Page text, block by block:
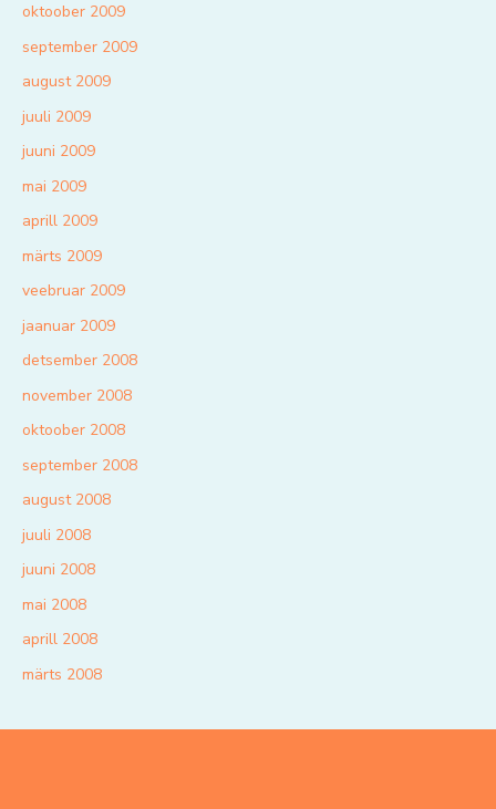
oktoober 2009
september 2009
august 2009
juuli 2009
juuni 2009
mai 2009
aprill 2009
märts 2009
veebruar 2009
jaanuar 2009
detsember 2008
november 2008
oktoober 2008
september 2008
august 2008
juuli 2008
juuni 2008
mai 2008
aprill 2008
märts 2008